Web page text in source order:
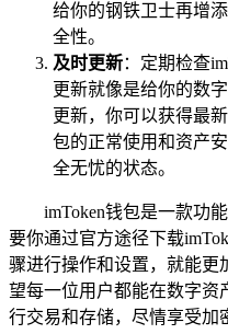
给你的钢铁卫士再增
全性。
及时更新：定期检查
更新就像是给你的数
更新，你可以获得最
包的正常使用和资产
全无忧的状态。
imToken钱包是一款功
要你通过官方途径下载
骤进行操作和设置，就能更
望每一位用户都能在数字资
行交易和存储，尽情享受加